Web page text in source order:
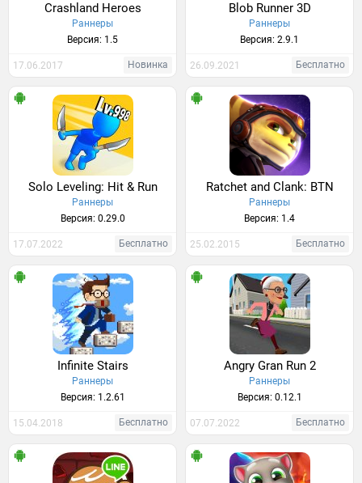
Crashland Heroes
Раннеры
Версия: 1.5
17.06.2017 Новинка
Blob Runner 3D
Раннеры
Версия: 2.9.1
26.09.2021 Бесплатно
Solo Leveling: Hit & Run
Раннеры
Версия: 0.29.0
17.07.2022 Бесплатно
Ratchet and Clank: BTN
Раннеры
Версия: 1.4
25.02.2015 Бесплатно
Infinite Stairs
Раннеры
Версия: 1.2.61
15.04.2018 Бесплатно
Angry Gran Run 2
Раннеры
Версия: 0.12.1
07.07.2022 Бесплатно